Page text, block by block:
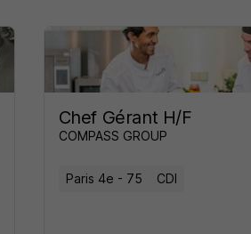
Chef Gérant H/F
COMPASS GROUP
Paris 4e - 75 CDI